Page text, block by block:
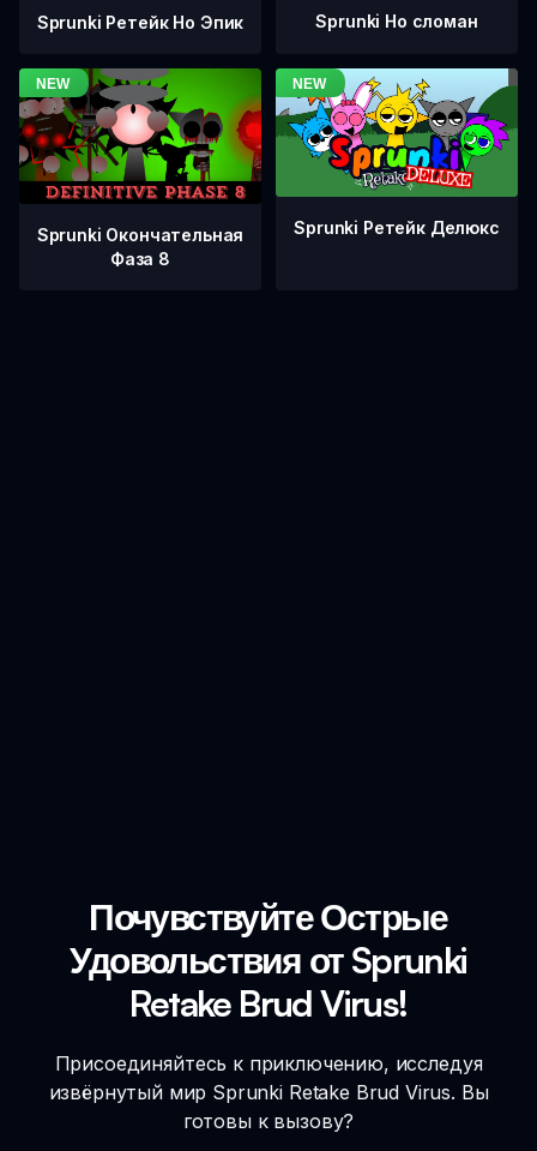
Sprunki Ретейк Но Эпик Sprunki Но сломан
Sprunki Окончательная
Фаза 8
Sprunki Ретейк Делюкс
Почувствуйте Острые
Удовольствия от Sprunki
Retake Brud Virus!
Присоединяйтесь к приключению, исследуя
извёрнутый мир Sprunki Retake Brud Virus. Вы
готовы к вызову?